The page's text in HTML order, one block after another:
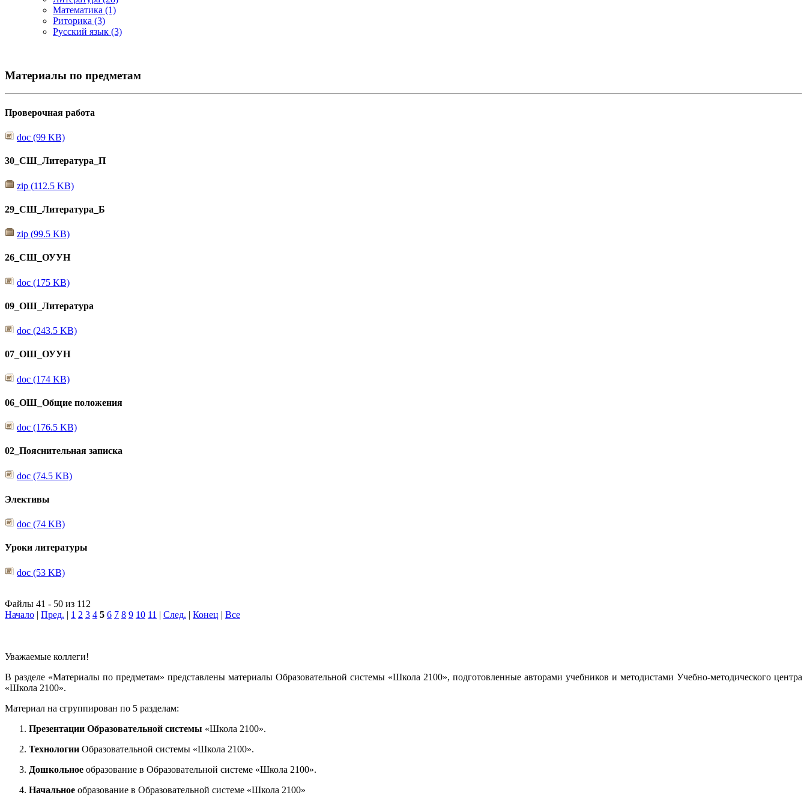
Математика (1)
Риторика (3)
Русский язык (3)
Материалы по предметам
Проверочная работа
doc (99 KB)
30_СШ_Литература_П
zip (112.5 KB)
29_СШ_Литература_Б
zip (99.5 KB)
26_СШ_ОУУН
doc (175 KB)
09_ОШ_Литература
doc (243.5 KB)
07_ОШ_ОУУН
doc (174 KB)
06_ОШ_Общие положения
doc (176.5 KB)
02_Пояснительная записка
doc (74.5 KB)
Элективы
doc (74 KB)
Уроки литературы
doc (53 KB)
Файлы 41 - 50 из 112
Начало | Пред. | 1 2 3 4 5 6 7 8 9 10 11 | След. | Конец | Все
Уважаемые коллеги!
В разделе «Материалы по предметам» представлены материалы Образовательной системы «Школа 2100», подготовленные авторами учебников и методистами Учебно-методического центра
«Школа 2100».
Материал на сгруппирован по 5 разделам:
Презентации Образовательной системы «Школа 2100».
Технологии Образовательной системы «Школа 2100».
Дошкольное образование в Образовательной системе «Школа 2100».
Начальное образование в Образовательной системе «Школа 2100»